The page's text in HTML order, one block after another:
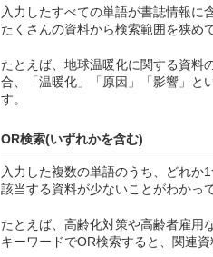
入力したすべての単語が書誌情報に
たくさんの資料から検索範囲を狭め
たとえば、地球温暖化に関する資料
合、「温暖化」「原因」「影響」と
す。
OR検索(いずれかを含む)
入力した複数の単語のうち、どれか
該当する資料が少ないことがわかっ
たとえば、高齢化対策や高齢者雇用
キーワードでOR検索すると、関連